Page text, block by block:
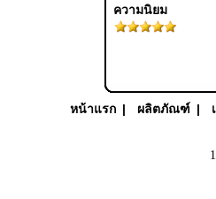
ความนิยม
หน้าแรก | ผลิตภัณฑ์ |